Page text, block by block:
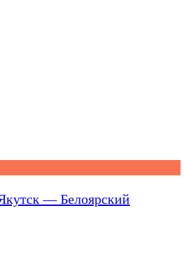
— Белоярский